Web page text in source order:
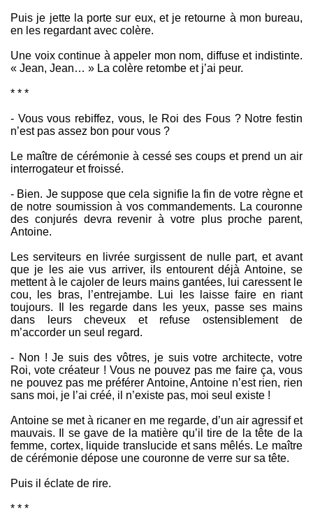
Puis je jette la porte sur eux, et je retourne à mon bureau,
en les regardant avec colère.
Une voix continue à appeler mon nom, diffuse et indistinte.
« Jean, Jean… » La colère retombe et j’ai peur.
* * *
- Vous vous rebiffez, vous, le Roi des Fous ? Notre festin
n’est pas assez bon pour vous ?
Le maître de cérémonie à cessé ses coups et prend un air
interrogateur et froissé.
- Bien. Je suppose que cela signifie la fin de votre règne et
de notre soumission à vos commandements. La couronne
des conjurés devra revenir à votre plus proche parent,
Antoine.
Les serviteurs en livrée surgissent de nulle part, et avant
que je les aie vus arriver, ils entourent déjà Antoine, se
mettent à le cajoler de leurs mains gantées, lui caressent le
cou, les bras, l’entrejambe. Lui les laisse faire en riant
toujours. Il les regarde dans les yeux, passe ses mains
dans leurs cheveux et refuse ostensiblement de
m’accorder un seul regard.
- Non ! Je suis des vôtres, je suis votre architecte, votre
Roi, vote créateur ! Vous ne pouvez pas me faire ça, vous
ne pouvez pas me préférer Antoine, Antoine n’est rien, rien
sans moi, je l’ai créé, il n’existe pas, moi seul existe !
Antoine se met à ricaner en me regarde, d’un air agressif et
mauvais. Il se gave de la matière qu’il tire de la tête de la
femme, cortex, liquide translucide et sans mêlés. Le maître
de cérémonie dépose une couronne de verre sur sa tête.
Puis il éclate de rire.
* * *